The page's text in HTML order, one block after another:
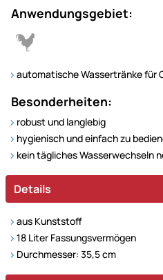
Anwendungsgebiet:
automatische Wassertränke für
Besonderheiten:
robust und langlebig
hygienisch und einfach zu
kein tägliches Wasserwechseln
Details
aus Kunststoff
18 Liter Fassungsvermögen
Durchmesser: 35,5 cm